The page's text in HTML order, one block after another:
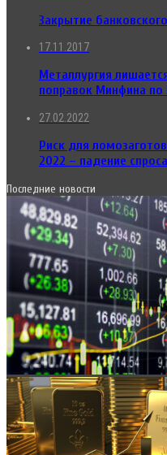
Закрытие
17.11.2017
Металлургия
поправок Минфина
27.02.2022
Риск для
2022 – падение
Последние новости